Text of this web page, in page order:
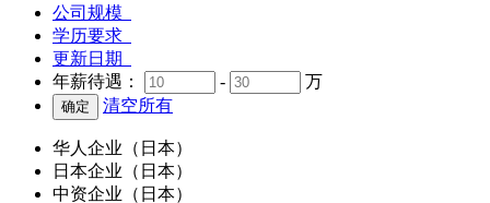
公司规模
学历要求
更新日期
年薪待遇：
-
万
清空所有
华人企业（日本）
日本企业（日本）
中资企业（日本）